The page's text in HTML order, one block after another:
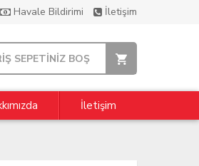
Havale Bildirimi İletişim
SEPETİNİZ BOŞ
İletişim